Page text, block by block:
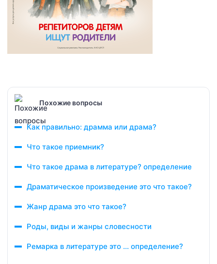
Похожие вопросы
Как правильно: драмма или драма?
Что такое приемник?
Что такое драма в литературе? определение
Драматическое произведение это что такое?
Жанр драма это что такое?
Роды, виды и жанры словесности
Ремарка в литературе это … определение?